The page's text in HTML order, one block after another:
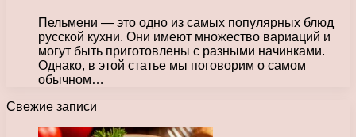
Пельмени — это одно из самых популярных блюд
русской кухни. Они имеют множество вариаций и
могут быть приготовлены с разными начинками.
Однако, в этой статье мы поговорим о самом
обычном…
Свежие записи